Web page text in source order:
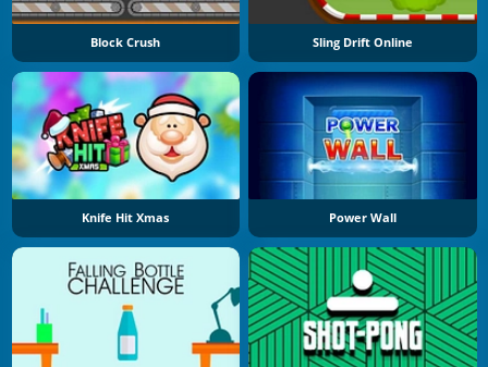
Block Crush Sling Drift Online
Knife Hit Xmas Power Wall